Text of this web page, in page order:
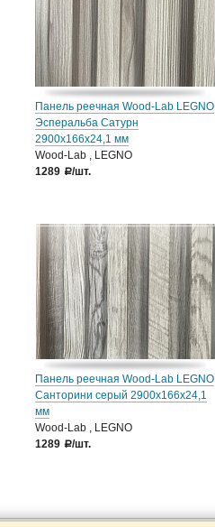
Панель реечная Wood-Lab LEGNO
Эсперальба Сатурн
2900х166х24,1 мм
Wood-Lab , LEGNO
1289
a/шт.
Панель реечная Wood-Lab LEGNO
Санторини серый 2900х166х24,1
мм
Wood-Lab , LEGNO
1289
a/шт.